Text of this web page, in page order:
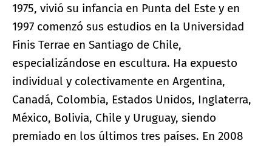
1975, vivió su infancia en Punta del Este y en
1997 comenzó sus estudios en la Universidad
Finis Terrae en Santiago de Chile,
especializándose en escultura. Ha expuesto
individual y colectivamente en Argentina,
Canadá, Colombia, Estados Unidos, Inglaterra,
México, Bolivia, Chile y Uruguay, siendo
premiado en los últimos tres países. En 2008